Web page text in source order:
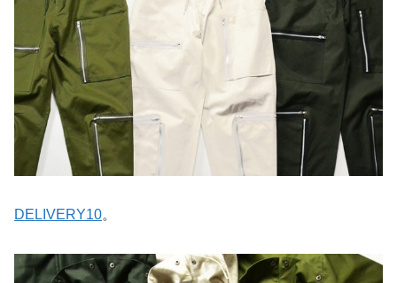
DELIVERY10。